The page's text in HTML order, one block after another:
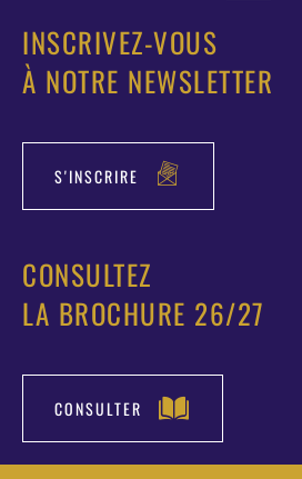
INSCRIVEZ-VOUS
À NOTRE NEWSLETTER
S'INSCRIRE
CONSULTEZ
LA BROCHURE 26/27
CONSULTER